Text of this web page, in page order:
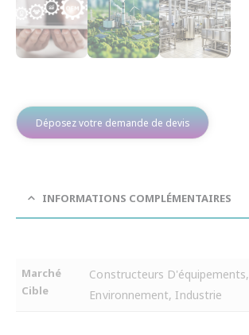
Déposez votre demande de devis
INFORMATIONS COMPLÉMENTAIRES
Marché
Cible
Constructeurs D'équipements,
Environnement, Industrie